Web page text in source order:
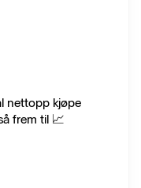
nettopp kjøpe
frem til 📈